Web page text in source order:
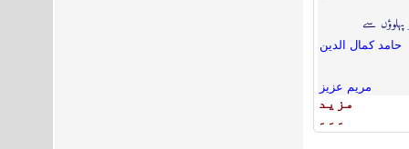
پہلوؤں سے
حامد كمال الدين
مریم عزیز
مزيد
۔۔۔